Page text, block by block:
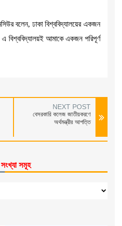
বলেন, ঢাকা বিশ্ববিদ্যালয়ের একজন
বিশ্ববিদ্যালয়ই আমাকে একজন পরিপূর্ণ
NEXT POST
বেসরকারি কলেজ জাতীয়করণে
অর্থমন্ত্রীর আপত্তি
সংখ্যা সমূহ